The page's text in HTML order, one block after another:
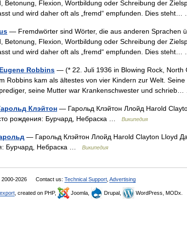
Betonung, Flexion, Wortbildung oder Schreibung der
und wird daher oft als „fremd“ empfunden. Dies
— Fremdwörter sind Wörter, die aus anderen Sprachen
Betonung, Flexion, Wortbildung oder Schreibung der
und wird daher oft als „fremd“ empfunden. Dies
Robbins — (* 22. Juli 1936 in Blowing Rock, North
Robbins kam als ältestes von vier Kindern zur Welt.
seine Mutter war Krankenschwester und
Клэйтон — Гарольд Клэйтон Ллойд Harold
рождения: Бурчард, Небраска …
Википедия
— Гарольд Клэйтон Ллойд Harold Clayton Lloyd
Бурчард, Небраска …
Википедия
2026 Contact us: Technical Support Advertising
, created on PHP, Joomla, Drupal, WordPress, MODx.